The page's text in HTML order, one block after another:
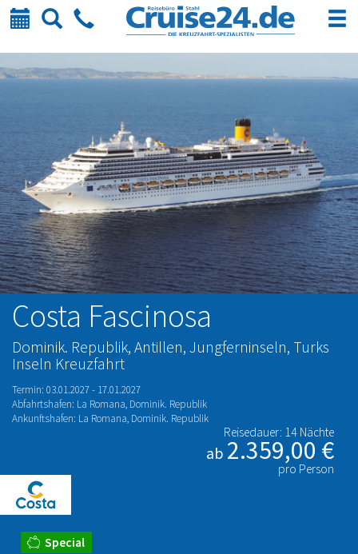
Kalender
SucheTelefon
Costa Fascinosa
Dominik. Republik, Antillen, Jungferninseln, Turks
Inseln Kreuzfahrt
Termin: 03.01.2027 - 17.01.2027
Abfahrtshafen: La Romana, Dominik. Republik
Ankunftshafen: La Romana, Dominik. Republik
Reisedauer: 14 Nächte
ab 2.359,00 €
pro Person
Special